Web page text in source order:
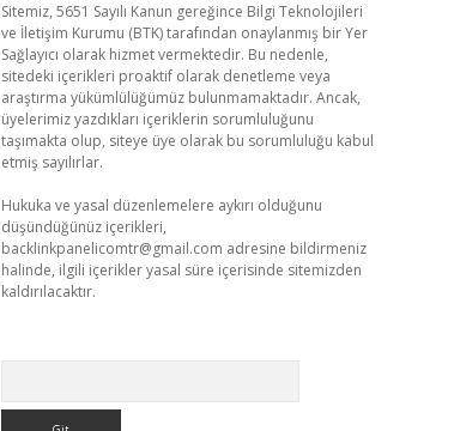
Sitemiz, 5651 Sayılı Kanun gereğince Bilgi Teknolojileri
ve İletişim Kurumu (BTK) tarafından onaylanmış bir Yer
Sağlayıcı olarak hizmet vermektedir. Bu nedenle,
sitedeki içerikleri proaktif olarak denetleme veya
araştırma yükümlülüğümüz bulunmamaktadır. Ancak,
üyelerimiz yazdıkları içeriklerin sorumluluğunu
taşımakta olup, siteye üye olarak bu sorumluluğu kabul
etmiş sayılırlar.
Hukuka ve yasal düzenlemelere aykırı olduğunu
düşündüğünüz içerikleri,
backlinkpanelicomtr@gmail.com adresine bildirmeniz
halinde, ilgili içerikler yasal süre içerisinde sitemizden
kaldırılacaktır.